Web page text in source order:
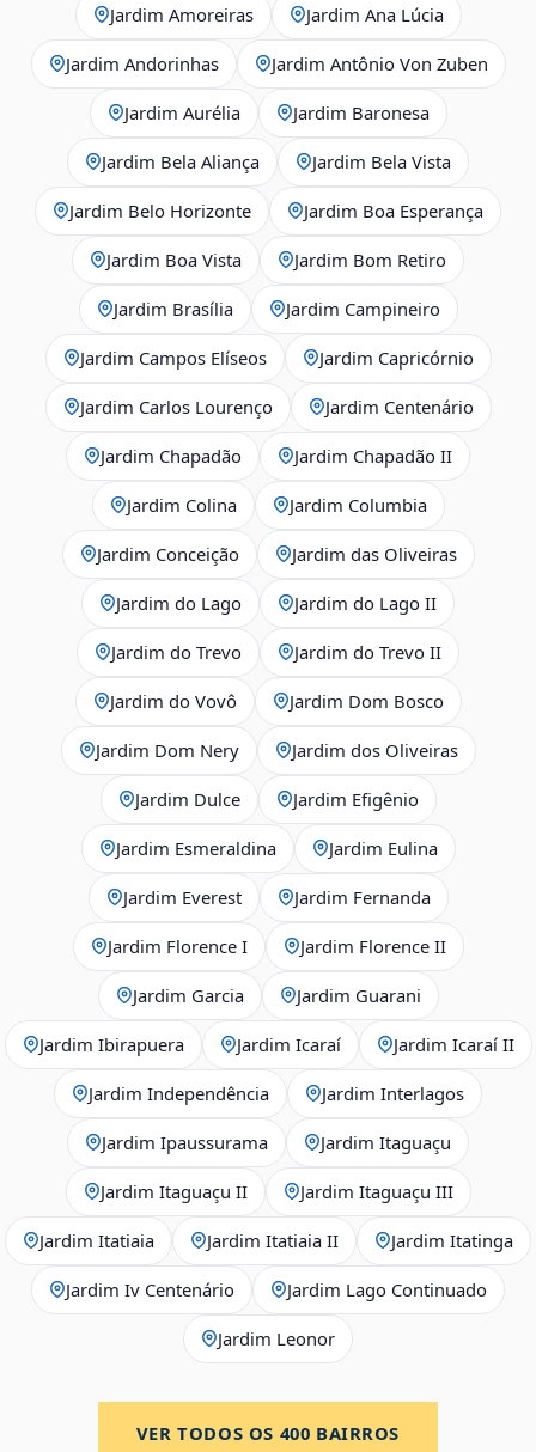
Jardim Amoreiras Jardim Ana Lúcia
Jardim Andorinhas Jardim Antônio Von Zuben
Jardim Aurélia Jardim Baronesa
Jardim Bela Aliança Jardim Bela Vista
Jardim Belo Horizonte Jardim Boa Esperança
Jardim Boa Vista Jardim Bom Retiro
Jardim Brasília Jardim Campineiro
Jardim Campos Elíseos Jardim Capricórnio
Jardim Carlos Lourenço Jardim Centenário
Jardim Chapadão Jardim Chapadão II
Jardim Colina Jardim Columbia
Jardim Conceição Jardim das Oliveiras
Jardim do Lago Jardim do Lago II
Jardim do Trevo Jardim do Trevo II
Jardim do Vovô Jardim Dom Bosco
Jardim Dom Nery Jardim dos Oliveiras
Jardim Dulce Jardim Efigênio
Jardim Esmeraldina Jardim Eulina
Jardim Everest Jardim Fernanda
Jardim Florence I Jardim Florence II
Jardim Garcia Jardim Guarani
Jardim Ibirapuera Jardim Icaraí Jardim Icaraí II
Jardim Independência Jardim Interlagos
Jardim Ipaussurama Jardim Itaguaçu
Jardim Itaguaçu II Jardim Itaguaçu III
Jardim Itatiaia Jardim Itatiaia II Jardim Itatinga
Jardim Iv Centenário Jardim Lago Continuado
Jardim Leonor
VER TODOS OS 400 BAIRROS